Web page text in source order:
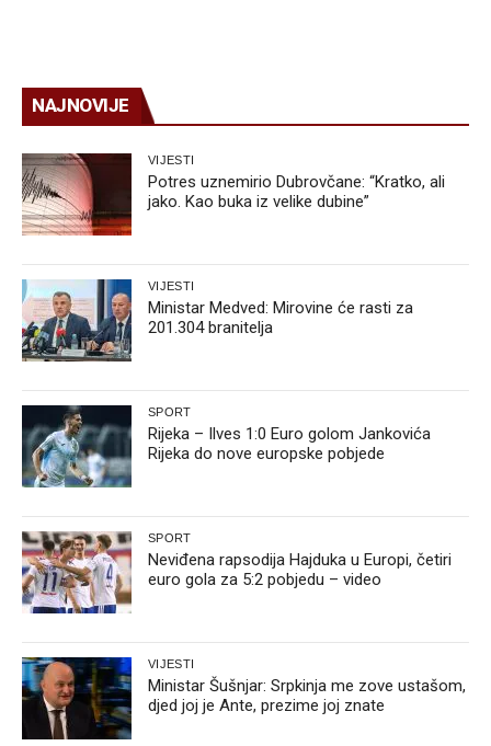
NAJNOVIJE
VIJESTI
Potres uznemirio Dubrovčane: “Kratko, ali
jako. Kao buka iz velike dubine”
VIJESTI
Ministar Medved: Mirovine će rasti za
201.304 branitelja
SPORT
Rijeka – Ilves 1:0 Euro golom Jankovića
Rijeka do nove europske pobjede
SPORT
Neviđena rapsodija Hajduka u Europi, četiri
euro gola za 5:2 pobjedu – video
VIJESTI
Ministar Šušnjar: Srpkinja me zove ustašom,
djed joj je Ante, prezime joj znate